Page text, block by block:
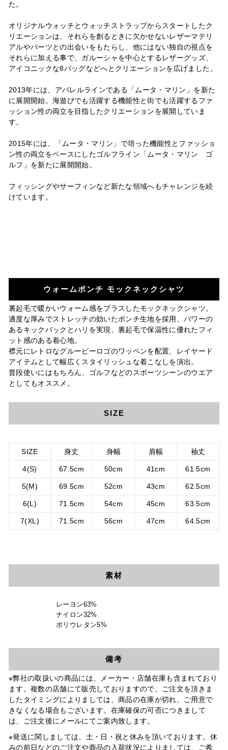
た。
オリジナルウォッチとウォッチストラップからスタートしたク
リエーションは、それらを創るときに欠かせないレザーマテリ
アルやパーツとの出会いをもたらし、他にはない独自の視点を
それらに加える事で、ガルーシャを中心とするレザーグッズ、
アイコニックな8バッグなどへとクリエーションを広げました。
2013年には、アパレルラインである「ムータ・マリン」を新た
に展開開始。海遊びでも活躍する機能性と街でも活躍するファ
ッション性の両立を目指したクリエーションを展開していま
す。
2015年には、「ムータ・マリン」で培った機能性とファッショ
ン性の両立をベースにしたゴルフライン「ムータ・マリン ゴ
ルフ」を新たに展開開始。
フィッシングやサーフィンなど新たな領域へもチャレンジを続
けています。
ウォームポンチ モックネックシャツ
裏起毛で暖かいウォーム感をプラスしたモックネックシャツ。
適度な厚みでストレッチの効いたポンチ生地を採用、パワーの
あるキックバックとハリを実現、裏起毛で保温性に優れたフィ
ット感のある着心地。
襟元にレトロなグルーピーロゴのワッペンを配置、レイヤード
アイテムとして幅広くスタイリッシュな着こなしを演出。
普段使いにはもちろん、ゴルフなどのスポーツシーンのウエア
としてもオススメ。
SIZE
SIZE 身丈 身幅 肩幅 袖丈
4(S) 67.5cm 50cm 41cm 61.5cm
5(M) 69.5cm 52cm 43cm 62.5cm
6(L) 71.5cm 54cm 45cm 63.5cm
7(XL) 71.5cm 56cm 47cm 64.5cm
素材
レーヨン63%
ナイロン32%
ポリウレタン5%
備考
※弊社の取扱いの商品には、メーカー・店舗在庫も含まれており
ます。複数の店舗にて販売しておりますので、ご注文を頂きま
したタイミングによりましては、商品の在庫が切れ、ご用意で
きなくなる場合もございます。在庫確保の可否につきまして
は、ご注文後にメールにてご案内致します。
※発送に関しましては、土・日・祝と休みを頂いております。休
みの前日などのご注文や商品の入荷状況によりましては、ご希